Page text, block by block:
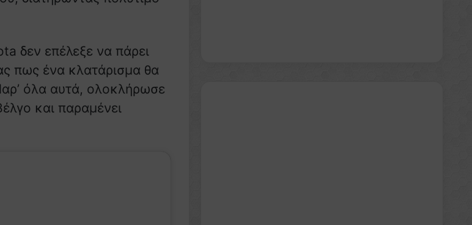
δεν επέλεξε να πάρει
πως ένα κλατάρισμα θα
όλα αυτά, ολοκλήρωσε
και παραμένει